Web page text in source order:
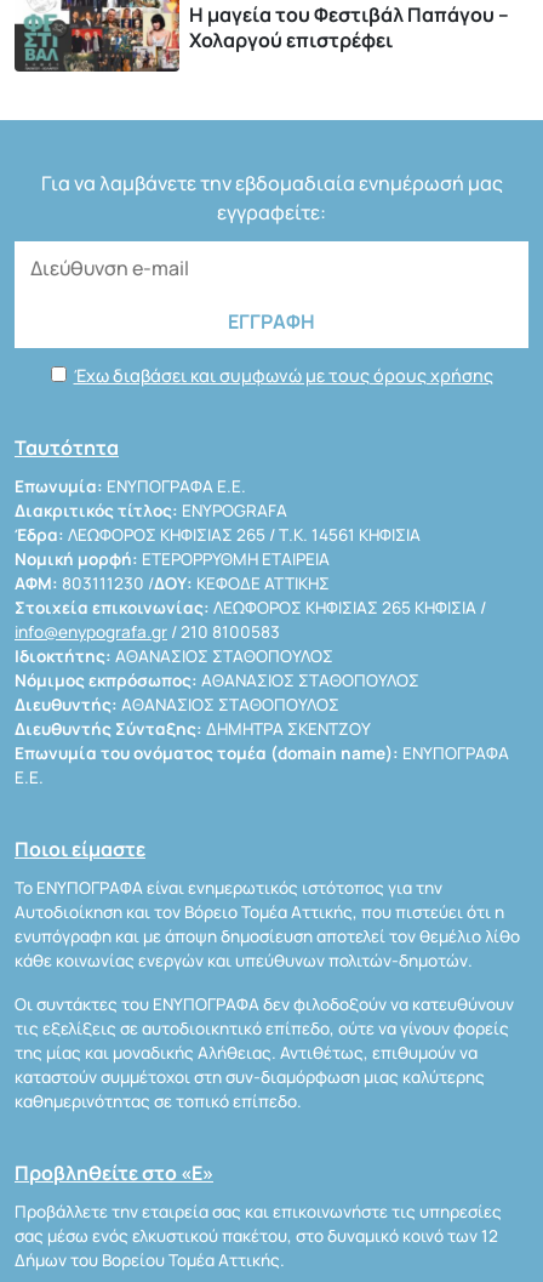
Η μαγεία του Φεστιβάλ Παπάγου –
Χολαργού επιστρέφει
Για να λαμβάνετε την εβδομαδιαία ενημέρωσή μας
εγγραφείτε:
Έχω διαβάσει και συμφωνώ με τους όρους χρήσης
Ταυτότητα
Επωνυμία: ΕΝΥΠΟΓΡΑΦΑ Ε.Ε.
Διακριτικός τίτλος: ENYPOGRAFA
Έδρα: ΛΕΩΦΟΡΟΣ ΚΗΦΙΣΙΑΣ 265 / Τ.Κ. 14561 ΚΗΦΙΣΙΑ
Νομική μορφή: ΕΤΕΡΟΡΡΥΘΜΗ ΕΤΑΙΡΕΙΑ
ΑΦΜ: 803111230 /ΔΟΥ: ΚΕΦΟΔΕ ΑΤΤΙΚΗΣ
Στοιχεία επικοινωνίας: ΛΕΩΦΟΡΟΣ ΚΗΦΙΣΙΑΣ 265 ΚΗΦΙΣΙΑ /
info@enypografa.gr / 210 8100583
Ιδιοκτήτης: ΑΘΑΝΑΣΙΟΣ ΣΤΑΘΟΠΟΥΛΟΣ
Νόμιμος εκπρόσωπος: ΑΘΑΝΑΣΙΟΣ ΣΤΑΘΟΠΟΥΛΟΣ
Διευθυντής: ΑΘΑΝΑΣΙΟΣ ΣΤΑΘΟΠΟΥΛΟΣ
Διευθυντής Σύνταξης: ΔΗΜΗΤΡΑ ΣΚΕΝΤΖΟΥ
Επωνυμία του ονόματος τομέα (domain name): ΕΝΥΠΟΓΡΑΦΑ
Ε.Ε.
Ποιοι είμαστε
Το ΕΝΥΠΟΓΡΑΦΑ είναι ενημερωτικός ιστότοπος για την
Αυτοδιοίκηση και τον Βόρειο Τομέα Αττικής, που πιστεύει ότι η
ενυπόγραφη και με άποψη δημοσίευση αποτελεί τον θεμέλιο λίθο
κάθε κοινωνίας ενεργών και υπεύθυνων πολιτών-δημοτών.
Οι συντάκτες του ΕΝΥΠΟΓΡΑΦΑ δεν φιλοδοξούν να κατευθύνουν
τις εξελίξεις σε αυτοδιοικητικό επίπεδο, ούτε να γίνουν φορείς
της μίας και μοναδικής Αλήθειας. Αντιθέτως, επιθυμούν να
καταστούν συμμέτοχοι στη συν-διαμόρφωση μιας καλύτερης
καθημερινότητας σε τοπικό επίπεδο.
Προβληθείτε στο «Ε»
Προβάλλετε την εταιρεία σας και επικοινωνήστε τις υπηρεσίες
σας μέσω ενός ελκυστικού πακέτου, στο δυναμικό κοινό των 12
Δήμων του Βορείου Τομέα Αττικής.